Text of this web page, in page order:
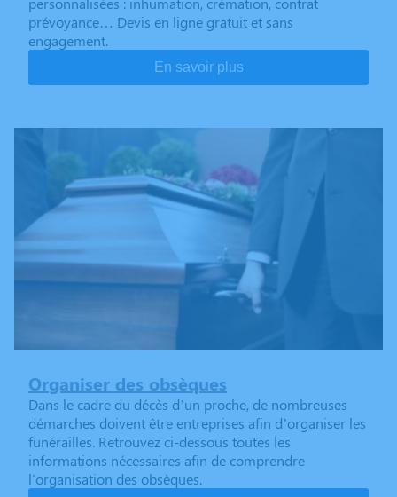
prévoyance… Devis en ligne gratuit et sans
engagement.
En savoir plus
Organiser des obsèques
Dans le cadre du décès d’un proche, de nombreuses
démarches doivent être entreprises afin d’organiser les
funérailles. Retrouvez ci-dessous toutes les
informations nécessaires afin de comprendre
l'organisation des obsèques.